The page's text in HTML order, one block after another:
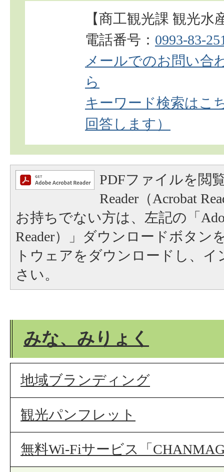
【商工観光課 観光水
電話番号： 0993-83-
メールでのお問い合
ら
キーワード検索はこ
回答します）
PDFファイルを閲
Reader（Acrobat
お持ちでない方は、左記の「
Reader）」ダウンロードボタン
トウェアをダウンロードし、
さい。
みな、みりょく
地域ブランディング
観光パンフレット
無料Wi-Fiサービス「